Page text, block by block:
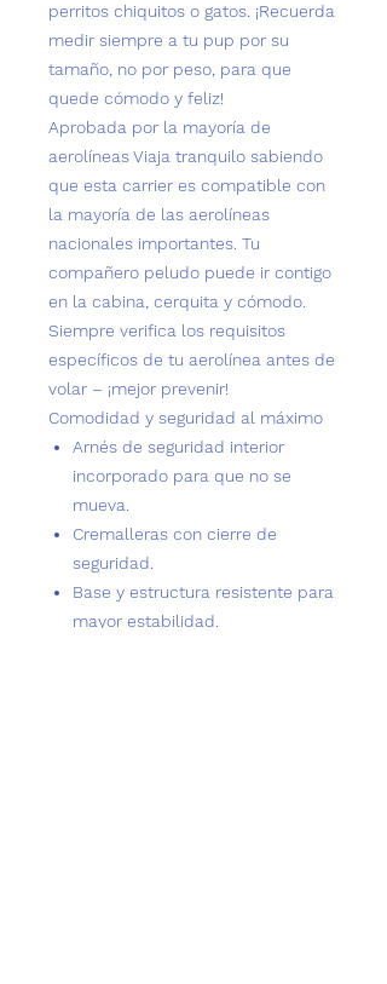
perritos chiquitos o gatos. ¡Recuerda
medir siempre a tu pup por su
tamaño, no por peso, para que
quede cómodo y feliz!
Aprobada por la mayoría de
aerolíneasViaja tranquilo sabiendo
que esta carrier es compatible con
la mayoría de las aerolíneas
nacionales importantes. Tu
compañero peludo puede ir contigo
en la cabina, cerquita y cómodo.
Siempre verifica los requisitos
específicos de tu aerolínea antes de
volar – ¡mejor prevenir!
Comodidad y seguridad al máximo
Arnés de seguridad interior
incorporado para que no se
mueva.
Cremalleras con cierre de
seguridad.
Base y estructura resistente para
mayor estabilidad.